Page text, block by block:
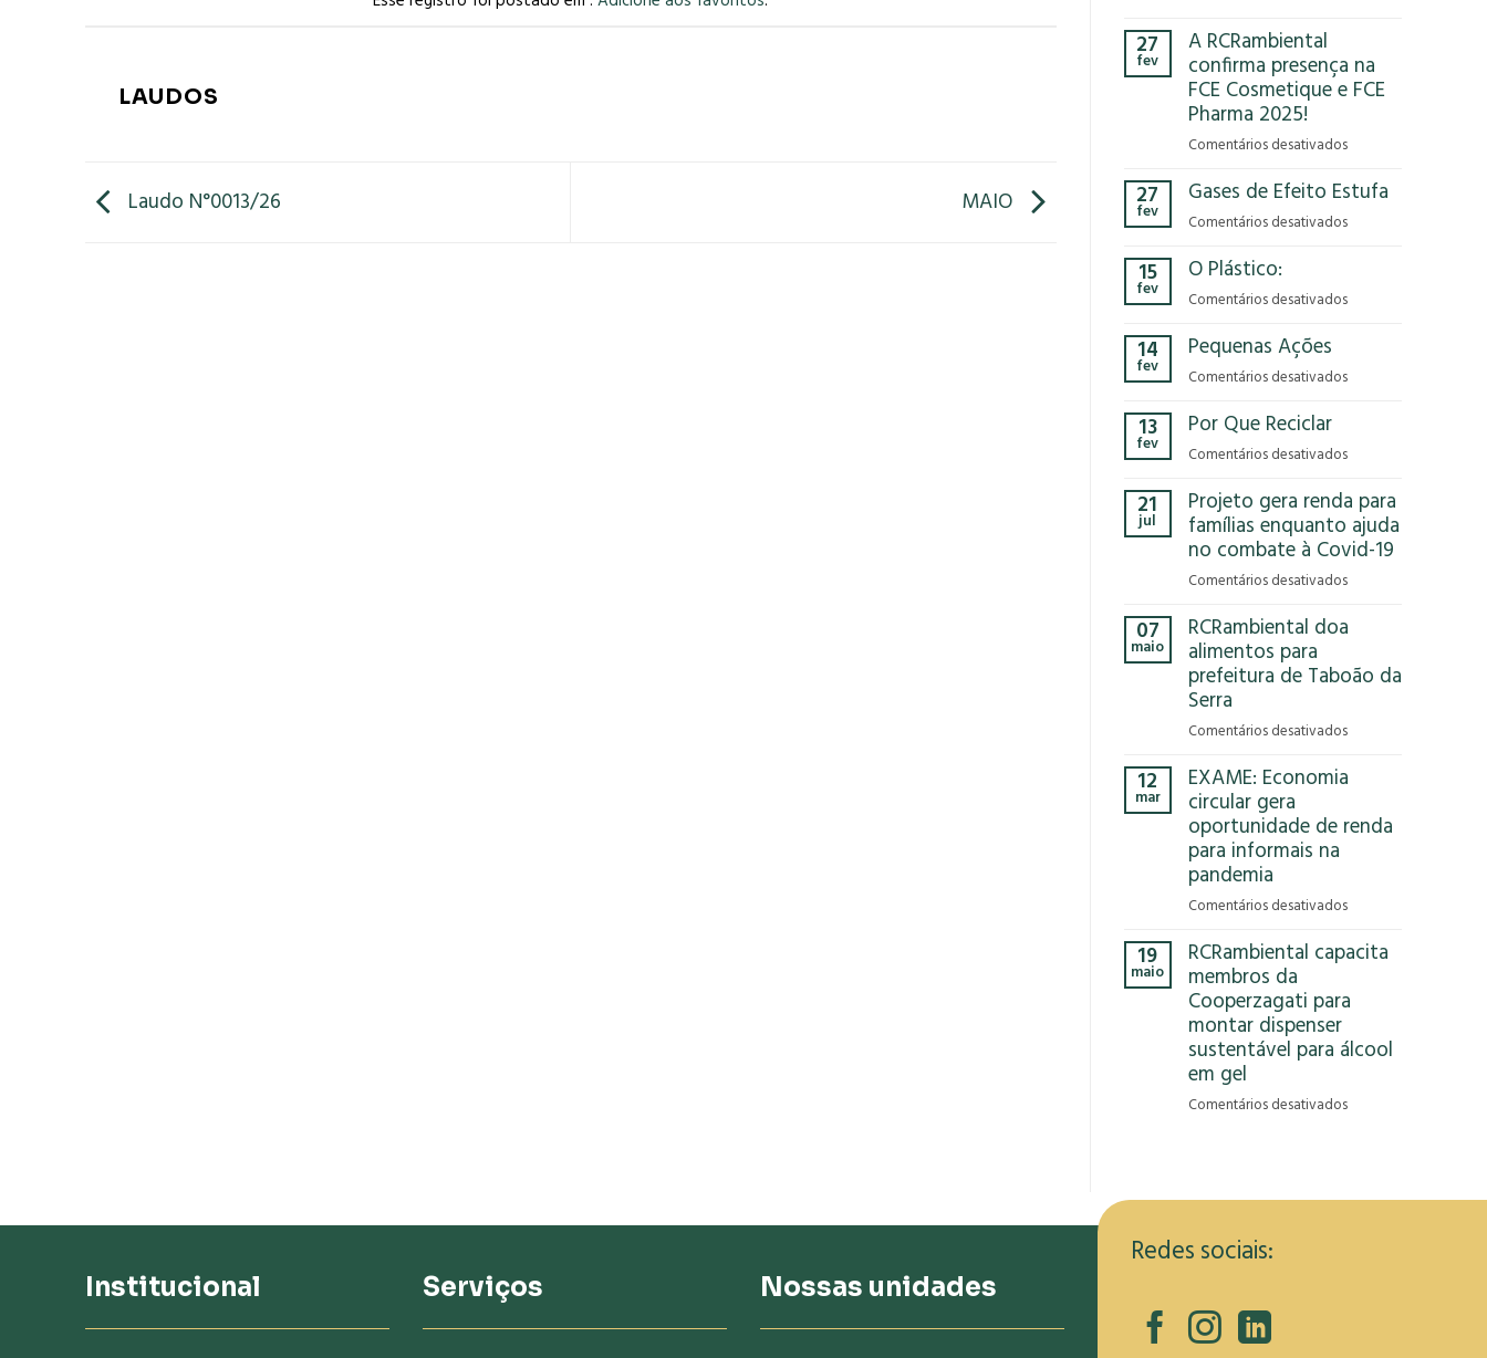
LAUDOS
Laudo N°0013/26 MAIO
parou
para
impacto
que
o
modelo
no
27
fev
A RCRambiental
confirma presença na
FCE Cosmetique e FCE
Pharma 2025!
Comentários desativadosem
RCRambiental
confirma
Cosmetique
Pharma
27
fev
Gases de Efeito Estufa
Comentários desativadosem
Efeito
15
fev
O Plástico:
Comentários desativadosem
14
fev
Pequenas Ações
Comentários desativadosem
13
fev
Por Que Reciclar
Comentários desativadosem
Que
Reciclar
21
jul
Projeto gera renda para
famílias enquanto ajuda
no combate à Covid-19
Comentários desativadosem
gera
para
ajuda
combate
Covid-
07
maio
RCRambiental doa
alimentos para
prefeitura de Taboão da
Serra
Comentários desativadosem
doa
para
da
Serra
12
mar
EXAME: Economia
circular gera
oportunidade de renda
para informais na
pandemia
Comentários desativadosem
Economia
gera
de
informais
19
maio
RCRambiental capacita
membros da
Cooperzagati para
montar dispenser
sustentável para álcool
em gel
Comentários desativadosem
da
Institucional Serviços Nossas unidades
Redes sociais: